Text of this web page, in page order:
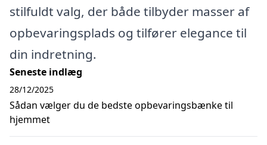
stilfuldt valg, der både tilbyder masser af
opbevaringsplads og tilfører elegance til
din indretning.
Seneste indlæg
Sådan vælger du de bedste opbevaringsbænke til
hjemmet
28/12/2025